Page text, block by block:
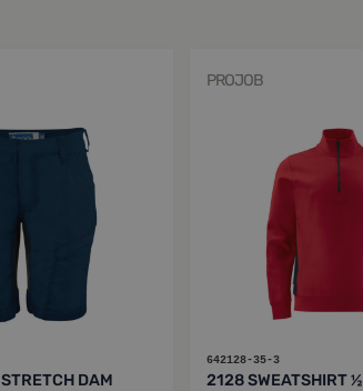
DAM
PROJOB
642128-35-3
2128 SWEATSHIRT